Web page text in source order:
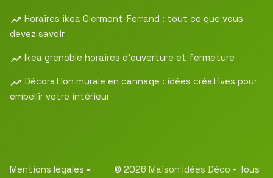
Horaires ikea Clermont-Ferrand : tout ce que vous
devez savoir
Ikea grenoble horaires d’ouverture et fermeture
Décoration murale en cannage : idées créatives pour
embellir votre intérieur
Mentions légales •
© 2026Maison Idées Déco - Tous